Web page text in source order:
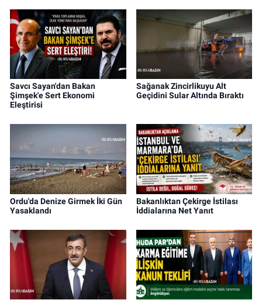
Savcı Sayan'dan Bakan
Şimşek'e Sert Ekonomi
Eleştirisi
Sağanak Zincirlikuyu Alt
Geçidini Sular Altında Bıraktı
Ordu'da Denize Girmek İki Gün
Yasaklandı
Bakanlıktan Çekirge İstilası
İddialarına Net Yanıt